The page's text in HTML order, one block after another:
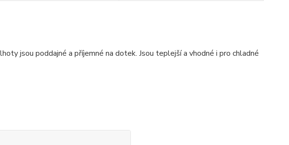
jsou poddajné a příjemné na dotek. Jsou teplejší a vhodné i pro chladné